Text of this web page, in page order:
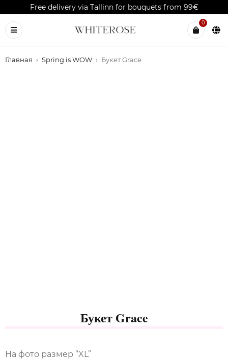
Free delivery via Tallinn for bouquets from 99€
0
Главная › Spring is WOW › Букет Grace
Букет Grace
На фото размер “XL”